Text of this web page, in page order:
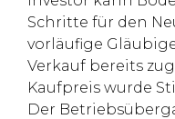
Schritte für den
vorläufige
Verkauf bereits
Kaufpreis wurde
Der